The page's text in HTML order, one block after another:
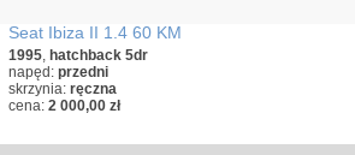
Seat Ibiza II 1.4 60 KM
1995, hatchback 5dr
napęd: przedni
skrzynia: ręczna
cena: 2 000,00 zł